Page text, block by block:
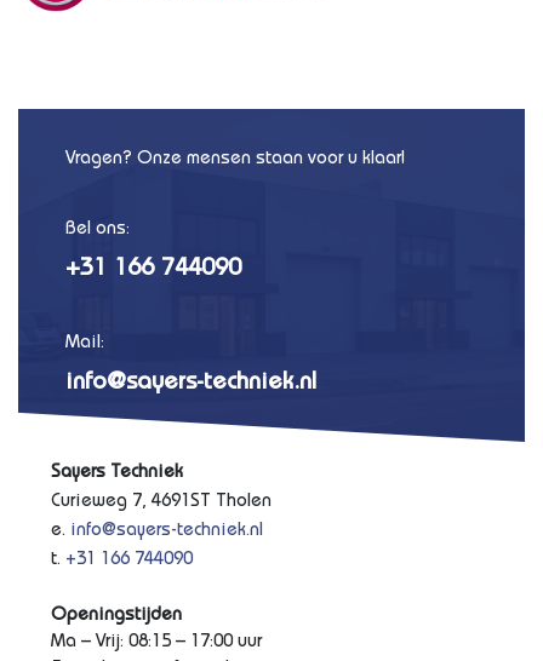
Vragen? Onze mensen staan voor u klaar!
Bel ons:
+31 166 744090
Mail:
info@sayers-techniek.nl
Sayers Techniek
Curieweg 7, 4691ST Tholen
e. info@sayers-techniek.nl
t. +31 166 744090
Openingstijden
Ma – Vrij: 08:15 – 17:00 uur